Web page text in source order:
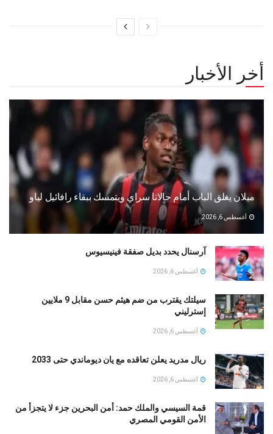
أخر الأخبار
ميلان يغلق الباب أمام جالاتا سراي ويتمسك ببقاء رافائيل لياو
أغسطس 6, 2026
آرسنال يحدد بديل صفقة فينيسيوس
أغسطس 6, 2026
سيلتك يقترب من ضم هيثم حسن مقابل 9 ملايين
إسترليني
أغسطس 6, 2026
ريال مدريد يعلن تعاقده مع يان ديوماندي حتى 2033
أغسطس 6, 2026
قمة السيسي والملك حمد: أمن البحرين جزء لا يتجزأ من
الأمن القومي المصري